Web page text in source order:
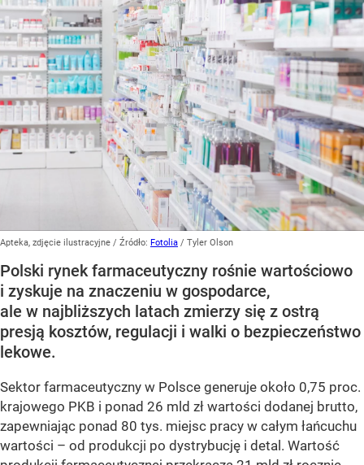
Apteka, zdjęcie ilustracyjne / Źródło: Fotolia / Tyler Olson
Polski rynek farmaceutyczny rośnie wartościowo
i zyskuje na znaczeniu w gospodarce,
ale w najbliższych latach zmierzy się z ostrą
presją kosztów, regulacji i walki o bezpieczeństwo
lekowe.
Sektor farmaceutyczny w Polsce generuje około 0,75 proc.
krajowego PKB i ponad 26 mld zł wartości dodanej brutto,
zapewniając ponad 80 tys. miejsc pracy w całym łańcuchu
wartości – od produkcji po dystrybucję i detal. Wartość